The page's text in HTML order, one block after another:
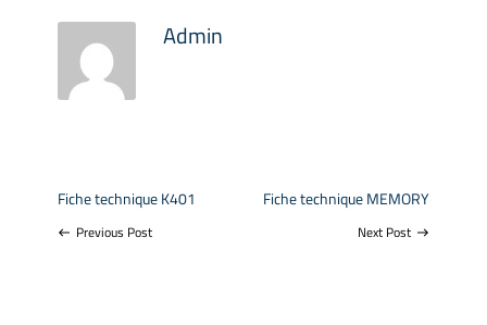
Admin
Fiche technique K401
west Previous Post
Fiche technique MEMORY
Next Post east